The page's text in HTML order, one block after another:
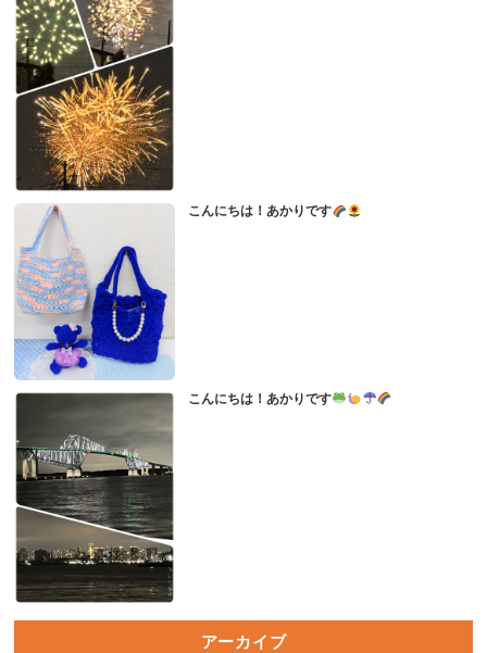
こんにちは！あかりです
こんにちは！あかりです
アーカイブ